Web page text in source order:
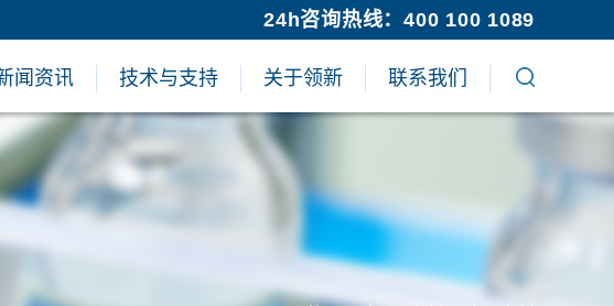
24h咨询热线：400 100 1089
闻资讯 技术与支持 关于领新 联系我们